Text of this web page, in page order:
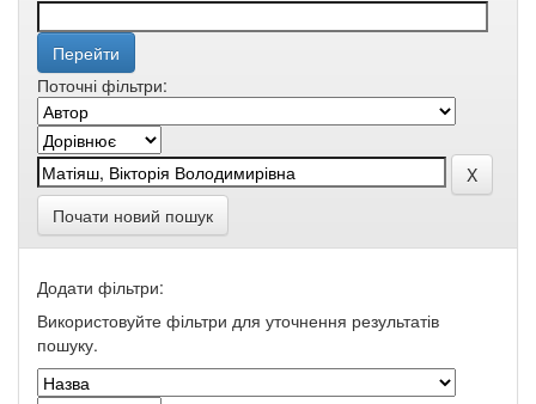
Поточні фільтри:
Почати новий пошук
Додати фільтри:
Використовуйте фільтри для уточнення результатів
пошуку.